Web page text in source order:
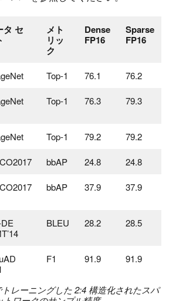
タ セ
メト
リッ
ク
Dense
FP16
Sparse
FP16
Top-1 76.1 76.2
Top-1 76.3 79.3
Top-1 79.2 79.2
bbAP 24.8 24.8
bbAP 37.9 37.9
BLEU 28.2 28.5
F1 91.9 91.9
レーニングした 2:4 構造化されたスパ